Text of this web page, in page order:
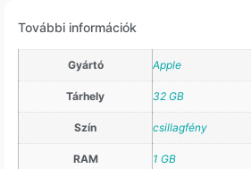
További információk
Gyártó Apple
Tárhely 32 GB
Szín csillagfény
RAM 1 GB